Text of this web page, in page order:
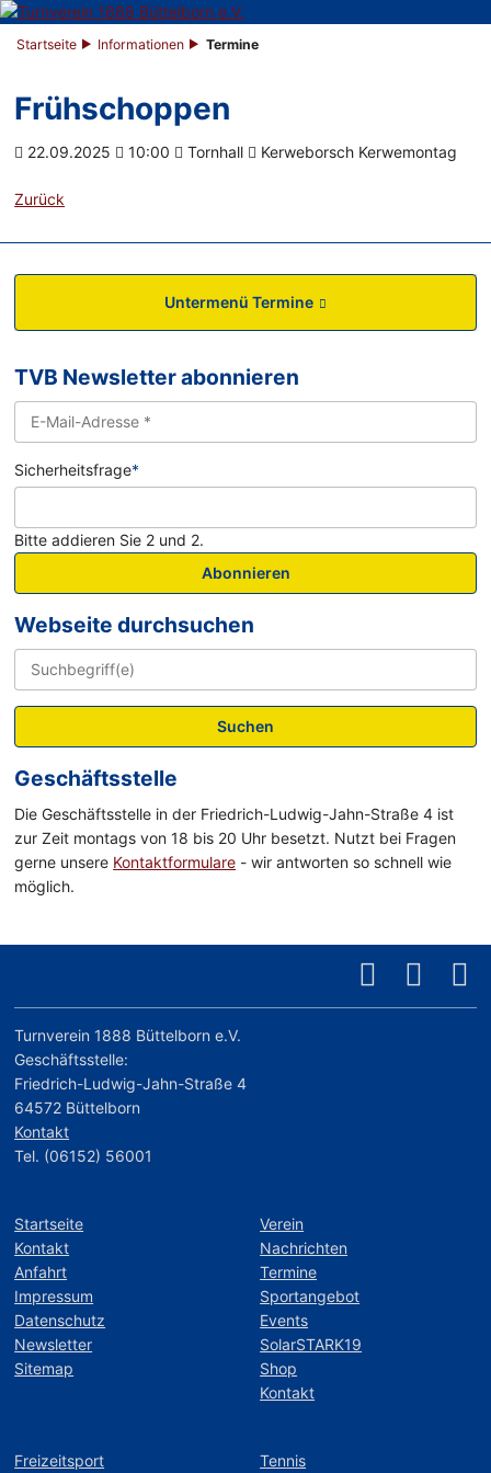
Startseite Informationen Termine
Frühschoppen
22.09.2025 10:00 Tornhall Kerweborsch Kerwemontag
Zurück
Untermenü Termine
TVB Newsletter abonnieren
Sicherheitsfrage*
Bitte addieren Sie 2 und 2.
Abonnieren
Webseite durchsuchen
Suchen
Geschäftsstelle
Die Geschäftsstelle in der Friedrich-Ludwig-Jahn-Straße 4 ist
zur Zeit montags von 18 bis 20 Uhr besetzt. Nutzt bei Fragen
gerne unsere Kontaktformulare - wir antworten so schnell wie
möglich.
Turnverein 1888 Büttelborn e.V.
Geschäftsstelle:
Friedrich-Ludwig-Jahn-Straße 4
64572 Büttelborn
Kontakt
Tel. (06152) 56001
Startseite
Kontakt
Anfahrt
Impressum
Datenschutz
Newsletter
Sitemap
Verein
Nachrichten
Termine
Sportangebot
Events
SolarSTARK19
Shop
Kontakt
Freizeitsport Tennis